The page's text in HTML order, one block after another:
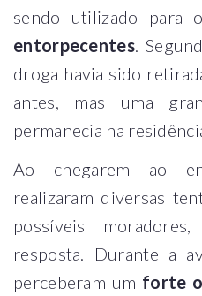
sendo utilizado para
entorpecentes.
droga havia sido
antes, mas uma
permanecia na
Ao chegarem ao
realizaram diversas
possíveis
resposta. Durante a
perceberam um forte